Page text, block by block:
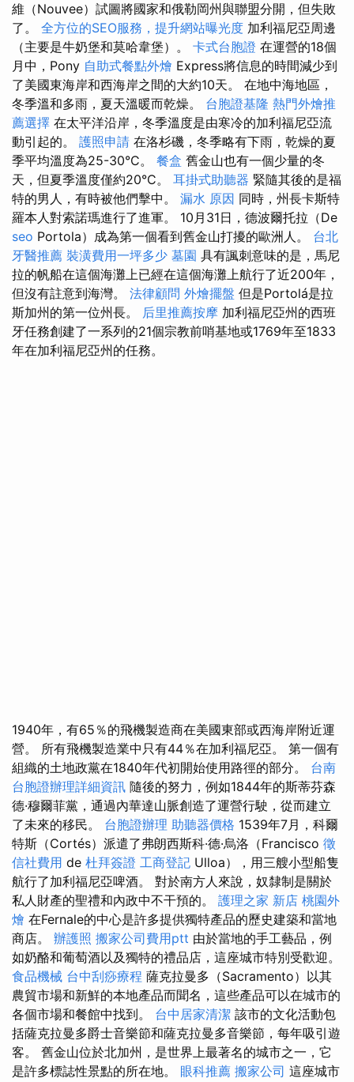
維（Nouvee）試圖將國家和俄勒岡州與聯盟分開，但失敗
了。 全方位的SEO服務，提升網站曝光度 加利福尼亞周邊
（主要是牛奶堡和莫哈韋堡）。 卡式台胞證 在運營的18個
月中，Pony 自助式餐點外燴 Express將信息的時間減少到
了美國東海岸和西海岸之間的大約10天。 在地中海地區，
冬季溫和多雨，夏天溫暖而乾燥。 台胞證基隆 熱門外燴推
薦選擇 在太平洋沿岸，冬季溫度是由寒冷的加利福尼亞流
動引起的。 護照申請 在洛杉磯，冬季略有下雨，乾燥的夏
季平均溫度為25-30°C。 餐盒 舊金山也有一個少量的冬
天，但夏季溫度僅約20°C。 耳掛式助聽器 緊隨其後的是福
特的男人，有時被他們擊中。 漏水 原因 同時，州長卡斯特
羅本人對索諾瑪進行了進軍。 10月31日，德波爾托拉（De
seo Portola）成為第一個看到舊金山打擾的歐洲人。 台北
牙醫推薦 裝潢費用一坪多少 墓園 具有諷刺意味的是，馬尼
拉的帆船在這個海灘上已經在這個海灘上航行了近200年，
但沒有註意到海灣。 法律顧問 外燴擺盤 但是Portolá是拉
斯加州的第一位州長。 后里推薦按摩 加利福尼亞州的西班
牙任務創建了一系列的21個宗教前哨基地或1769年至1833
年在加利福尼亞州的任務。
1940年，有65％的飛機製造商在美國東部或西海岸附近運
營。 所有飛機製造業中只有44％在加利福尼亞。 第一個有
組織的土地政黨在1840年代初開始使用路徑的部分。 台南
台胞證辦理詳細資訊 隨後的努力，例如1844年的斯蒂芬森
德·穆爾菲黨，通過內華達山脈創造了運營行駛，從而建立
了未來的移民。 台胞證辦理 助聽器價格 1539年7月，科爾
特斯（Cortés）派遣了弗朗西斯科·德·烏洛（Francisco 徵
信社費用 de 杜拜簽證 工商登記 Ulloa），用三艘小型船隻
航行了加利福尼亞啤酒。 對於南方人來說，奴隸制是關於
私人財產的聖禮和內政中不干預的。 護理之家 新店 桃園外
燴 在Fernale的中心是許多提供獨特產品的歷史建築和當地
商店。 辦護照 搬家公司費用ptt 由於當地的手工藝品，例
如奶酪和葡萄酒以及獨特的禮品店，這座城市特別受歡迎。
食品機械 台中刮痧療程 薩克拉曼多（Sacramento）以其
農貿市場和新鮮的本地產品而聞名，這些產品可以在城市的
各個市場和餐館中找到。 台中居家清潔 該市的文化活動包
括薩克拉曼多爵士音樂節和薩克拉曼多音樂節，每年吸引遊
客。 舊金山位於北加州，是世界上最著名的城市之一，它
是許多標誌性景點的所在地。 眼科推薦 搬家公司 這座城市